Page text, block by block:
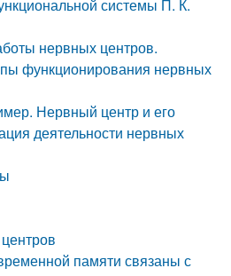
системы П. К.
нервных центров.
функционирования нервных
Нервный центр и его
деятельности нервных
памяти связаны с